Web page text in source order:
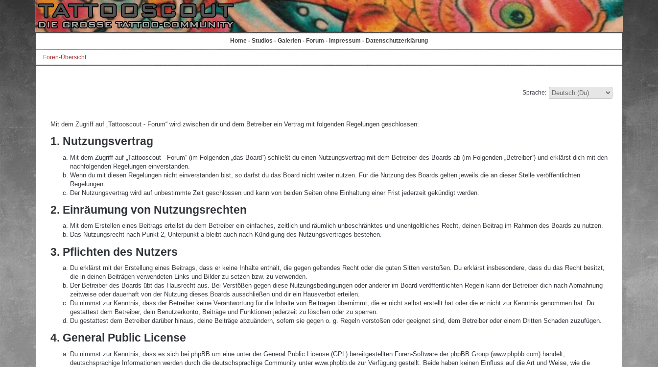
Home - Studios - Galerien - Forum - Impressum - Datenschutzerklärung
Foren-Übersicht
Sprache:
Mit dem Zugriff auf „Tattooscout - Forum“ wird zwischen dir und dem Betreiber ein Vertrag mit folgenden Regelungen geschlossen:
1. Nutzungsvertrag
Mit dem Zugriff auf „Tattooscout - Forum“ (im Folgenden „das Board“) schließt du einen Nutzungsvertrag mit dem Betreiber des Boards ab (im Folgenden „Betreiber“) und erklärst dich mit den
nachfolgenden Regelungen einverstanden.
Wenn du mit diesen Regelungen nicht einverstanden bist, so darfst du das Board nicht weiter nutzen. Für die Nutzung des Boards gelten jeweils die an dieser Stelle veröffentlichten
Regelungen.
Der Nutzungsvertrag wird auf unbestimmte Zeit geschlossen und kann von beiden Seiten ohne Einhaltung einer Frist jederzeit gekündigt werden.
2. Einräumung von Nutzungsrechten
Mit dem Erstellen eines Beitrags erteilst du dem Betreiber ein einfaches, zeitlich und räumlich unbeschränktes und unentgeltliches Recht, deinen Beitrag im Rahmen des Boards zu nutzen.
Das Nutzungsrecht nach Punkt 2, Unterpunkt a bleibt auch nach Kündigung des Nutzungsvertrages bestehen.
3. Pflichten des Nutzers
Du erklärst mit der Erstellung eines Beitrags, dass er keine Inhalte enthält, die gegen geltendes Recht oder die guten Sitten verstoßen. Du erklärst insbesondere, dass du das Recht besitzt,
die in deinen Beiträgen verwendeten Links und Bilder zu setzen bzw. zu verwenden.
Der Betreiber des Boards übt das Hausrecht aus. Bei Verstößen gegen diese Nutzungsbedingungen oder anderer im Board veröffentlichten Regeln kann der Betreiber dich nach Abmahnung
zeitweise oder dauerhaft von der Nutzung dieses Boards ausschließen und dir ein Hausverbot erteilen.
Du nimmst zur Kenntnis, dass der Betreiber keine Verantwortung für die Inhalte von Beiträgen übernimmt, die er nicht selbst erstellt hat oder die er nicht zur Kenntnis genommen hat. Du
gestattest dem Betreiber, dein Benutzerkonto, Beiträge und Funktionen jederzeit zu löschen oder zu sperren.
Du gestattest dem Betreiber darüber hinaus, deine Beiträge abzuändern, sofern sie gegen o. g. Regeln verstoßen oder geeignet sind, dem Betreiber oder einem Dritten Schaden zuzufügen.
4. General Public License
Du nimmst zur Kenntnis, dass es sich bei phpBB um eine unter der General Public License (GPL) bereitgestellten Foren-Software der phpBB Group (www.phpbb.com) handelt;
deutschsprachige Informationen werden durch die deutschsprachige Community unter www.phpbb.de zur Verfügung gestellt. Beide haben keinen Einfluss auf die Art und Weise, wie die